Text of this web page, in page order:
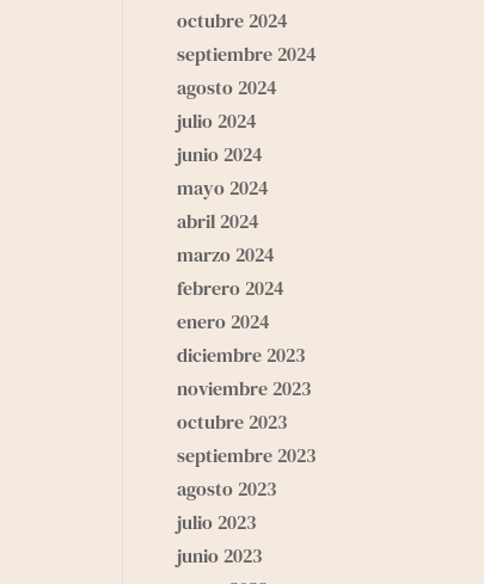
octubre 2024
septiembre 2024
agosto 2024
julio 2024
junio 2024
mayo 2024
abril 2024
marzo 2024
febrero 2024
enero 2024
diciembre 2023
noviembre 2023
octubre 2023
septiembre 2023
agosto 2023
julio 2023
junio 2023